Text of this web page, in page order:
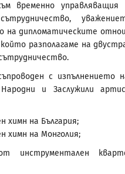
временно
на дипломатическите
разполагаме на
с изпълнението
и Заслужили
химн на България;
химн на Монголия;
инструментален